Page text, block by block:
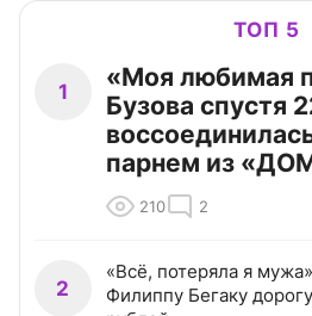
ТОП 5
1
«Моя любимая
Бузова спустя
парнем из
210 2
2
«Всё, потеряла я
Филиппу Бегаку